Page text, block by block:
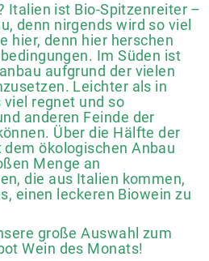
Italien ist Bio-Spitzenreiter –
denn nirgends wird so viel
hier, denn hier herschen
Im Süden ist
aufgrund der vielen
Leichter als in
viel regnet und so
anderen Feinde der
Über die Hälfte der
ökologischen Anbau
Menge an
die aus Italien kommen,
einen leckeren Biowein zu
große Auswahl zum
Wein des Monats!